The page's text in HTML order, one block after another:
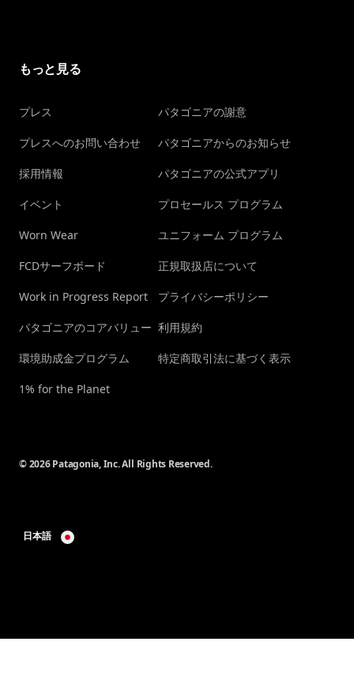
もっと見る
プレス
プレスへのお問い合わせ
採用情報
イベント
Worn Wear
FCDサーフボード
Work in Progress Report
パタゴニアのコアバリュー
環境助成金プログラム
1% for the Planet
パタゴニアの謝意
パタゴニアからのお知らせ
パタゴニアの公式アプリ
プロセールス プログラム
ユニフォーム プログラム
正規取扱店について
プライバシーポリシー
利用規約
特定商取引法に基づく表示
© 2026 Patagonia, Inc. All Rights Reserved.
日本語